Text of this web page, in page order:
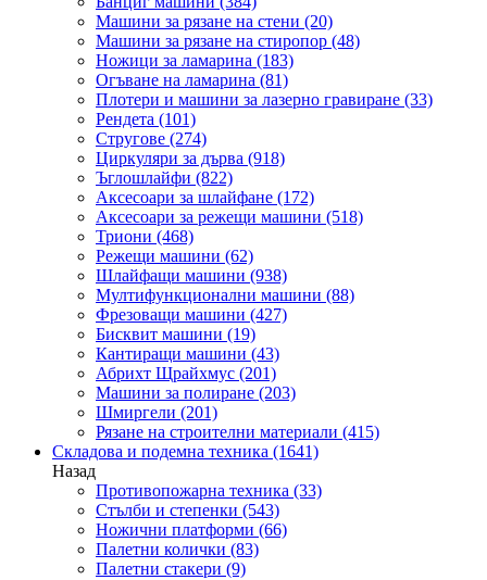
Машини за рязане на стени (20)
Машини за рязане на стиропор (48)
Ножици за ламарина (183)
Огъване на ламарина (81)
Плотери и машини за лазерно гравиране (33)
Рендета (101)
Стругове (274)
Циркуляри за дърва (918)
Ъглошлайфи (822)
Аксесоари за шлайфане (172)
Аксесоари за режещи машини (518)
Триони (468)
Режещи машини (62)
Шлайфащи машини (938)
Мултифункционални машини (88)
Фрезоващи машини (427)
Бисквит машини (19)
Кантиращи машини (43)
Абрихт Щрайхмус (201)
Машини за полиране (203)
Шмиргели (201)
Рязане на строителни материали (415)
Складова и подемна техника (1641)
Назад
Противопожарна техника (33)
Стълби и степенки (543)
Ножични платформи (66)
Палетни колички (83)
Палетни стакери (9)